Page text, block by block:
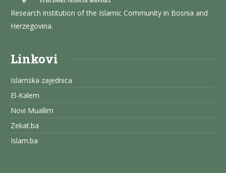
Research institution of the Islamic Community in Bosnia and
Herzegovina.
Linkovi
Islamska zajednica
El-Kalem
Novi Muallim
Zekat.ba
Islam.ba